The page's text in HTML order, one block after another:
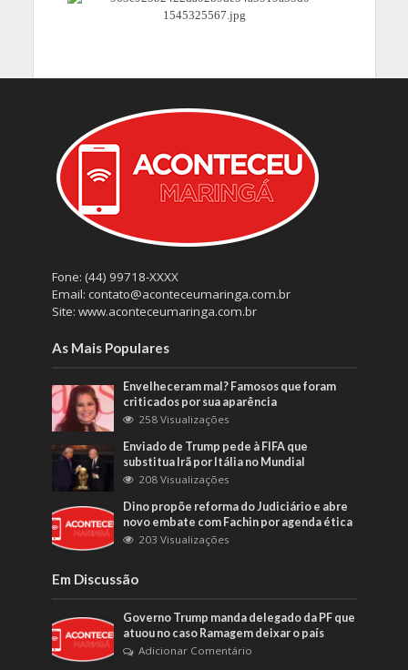
Fone: (44) 99718-XXXX
Email: contato@aconteceumaringa.com.br
Site: www.aconteceumaringa.com.br
As Mais Populares
Envelheceram mal? Famosos que foram
criticados por sua aparência
258 Visualizações
Enviado de Trump pede à FIFA que
substitua Irã por Itália no Mundial
208 Visualizações
Dino propõe reforma do Judiciário e abre
novo embate com Fachin por agenda ética
203 Visualizações
Em Discussão
Governo Trump manda delegado da PF que
atuou no caso Ramagem deixar o país
Adicionar Comentário